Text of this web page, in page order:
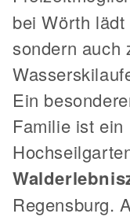
bei Wörth
sondern auch
Ein
Familie ist ein
Regensburg.